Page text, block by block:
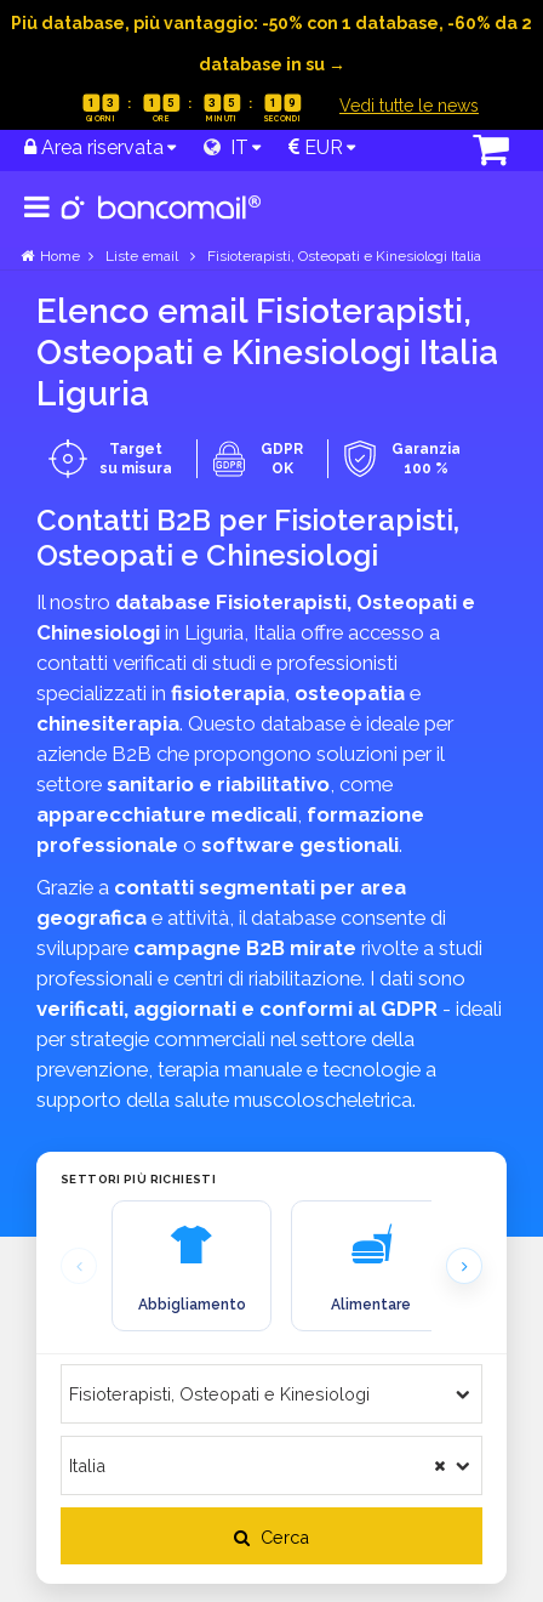
Più database, più vantaggio: -50% con 1 database, -60% da 2
database in su →
1 3 1 5 3 5 1 8 Vedi tutte le news
Area riservata IT EUR
Home Liste email Fisioterapisti, Osteopati e Kinesiologi Italia
Elenco email Fisioterapisti,
Osteopati e Kinesiologi Italia
Liguria
Target
su misura
GDPR
OK
Garanzia
100 %
Contatti B2B per Fisioterapisti,
Osteopati e Chinesiologi
Il nostro database Fisioterapisti, Osteopati e
Chinesiologi in Liguria, Italia offre accesso a
contatti verificati di studi e professionisti
specializzati in fisioterapia, osteopatia e
chinesiterapia. Questo database è ideale per
aziende B2B che propongono soluzioni per il
settore sanitario e riabilitativo, come
apparecchiature medicali, formazione
professionale o software gestionali.
Grazie a contatti segmentati per area
geografica e attività, il database consente di
sviluppare campagne B2B mirate rivolte a studi
professionali e centri di riabilitazione. I dati sono
verificati, aggiornati e conformi al GDPR - ideali
per strategie commerciali nel settore della
prevenzione, terapia manuale e tecnologie a
supporto della salute muscoloscheletrica.
SETTORI PIÙ RICHIESTI
Abbigliamento Alimentare
Cerca